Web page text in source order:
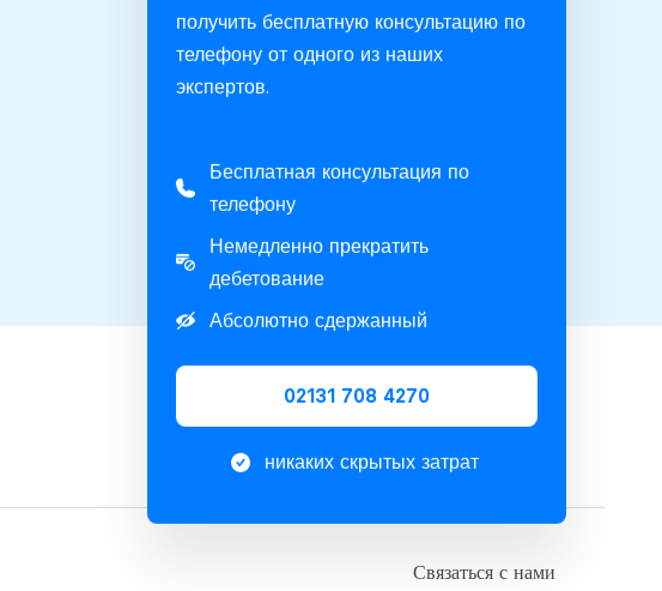
получить бесплатную консультацию по
телефону от одного из наших
экспертов.
Бесплатная консультация по
телефону
Немедленно прекратить
дебетование
Абсолютно сдержанный
02131 708 4270
никаких скрытых затрат
Связаться с нами